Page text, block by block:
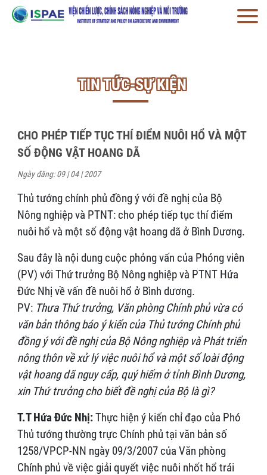
TIN TỨC-SỰ KIỆN
CHO PHÉP TIẾP TỤC THÍ ĐIỂM NUÔI HỔ VÀ MỘT
SỐ ĐỘNG VẬT HOANG DÃ
Ngày đăng: 09 | 04 | 2007
Thủ tướng chính phủ đồng ý với đề nghị của Bộ
Nông nghiệp và PTNT: cho phép tiếp tục thí điểm
nuôi hổ và một số động vật hoang dã ở Bình Dương.
Sau đây là nội dung cuộc phỏng vấn của Phóng viên
(PV) với Thứ trưởng Bộ Nông nghiệp và PTNT Hứa
Đức Nhị về vấn đề nuôi hổ ở Bình dương.
PV: Thưa Thứ trưởng, Văn phòng Chính phủ vừa có
văn bản thông báo ý kiến của Thủ tướng Chính phủ
đồng ý với đề nghị của Bộ Nông nghiệp và Phát triển
nông thôn về xử lý việc nuôi hổ và một số loài động
vật hoang dã nguy cấp, quý hiếm ở tỉnh Bình Dương,
xin Thứ trưởng cho biết đề nghị của Bộ là gì?
T.T Hứa Đức Nhị:Thực hiện ý kiến chỉ đạo của Phó
Thủ tướng thường trực Chính phủ tại văn bản số
1258/VPCP-NN ngày 09/3/2007 của Văn phòng
Chính phủ về việc giải quyết việc nuôi nhốt hổ trái